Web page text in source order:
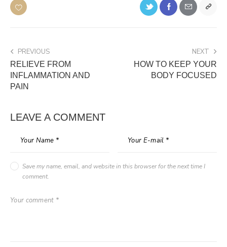
PREVIOUS
RELIEVE FROM
INFLAMMATION AND
PAIN
NEXT
HOW TO KEEP YOUR
BODY FOCUSED
LEAVE A COMMENT
Save my name, email, and website in this browser for the next time I
comment.